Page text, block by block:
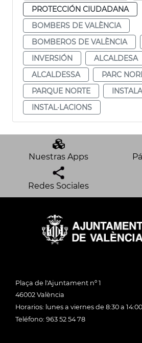
PROTECCIÓN CIUDADANA
BOMBERS DE VALÈNCIA
BOMBEROS DE VALÈNCIA
INVERSIÓN
ALCALDESA
ALCALDESSA
PARC
PARQUE NORTE
INSTAL·LACIONS
Nuestras Apps
Redes Sociales
Plaça de l'Ajuntament nº 1
46002 València
Horarios: lunes a viernes de 8:30 a
Teléfono: 963 52 54 78